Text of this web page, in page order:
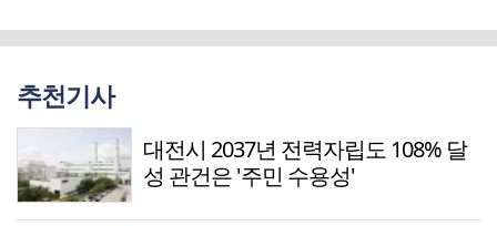
추천기사
대전시 2037년 전력자립도 108% 달
성 관건은 '주민 수용성'